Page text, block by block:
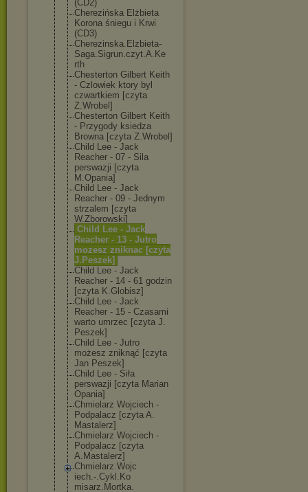
(CD2)
Cherezińska Elżbieta
Korona śniegu i Krwi
(CD3)
Cherezinska.El zbieta-
Saga.Sigrun.czyt.A.Ke
rth
Chesterton Gilbert Keith
- Czlowiek ktory byl
czwartkiem [czyta
Z.Wrobel]
Chesterton Gilbert Keith
- Przygody ksiedza
Browna [czyta Z.Wrobel]
Child Lee - Jack
Reacher - 07 - Sila
perswazji [czyta
M.Opania]
Child Lee - Jack
Reacher - 09 - Jednym
strzalem [czyta
W.Zborowski]
Child Lee - Jack
Reacher - 13 - Jutro
mozesz zniknac [czyta
J.Peszek]
Child Lee - Jack
Reacher - 14 - 61 godzin
[czyta K.Globisz]
Child Lee - Jack
Reacher - 15 - Czasami
warto umrzec [czyta J.
Peszek]
Child Lee - Jutro
możesz zniknąć [czyta
Jan Peszek]
Child Lee - Siła
perswazji [czyta Marian
Opania]
Chmielarz Wojciech -
Podpalacz [czyta A.
Mastalerz]
Chmielarz Wojciech -
Podpalacz [czyta
A.Mastalerz]
Chmielarz.Wojc
iech.-.Cykl.Ko
misarz.Mortka.